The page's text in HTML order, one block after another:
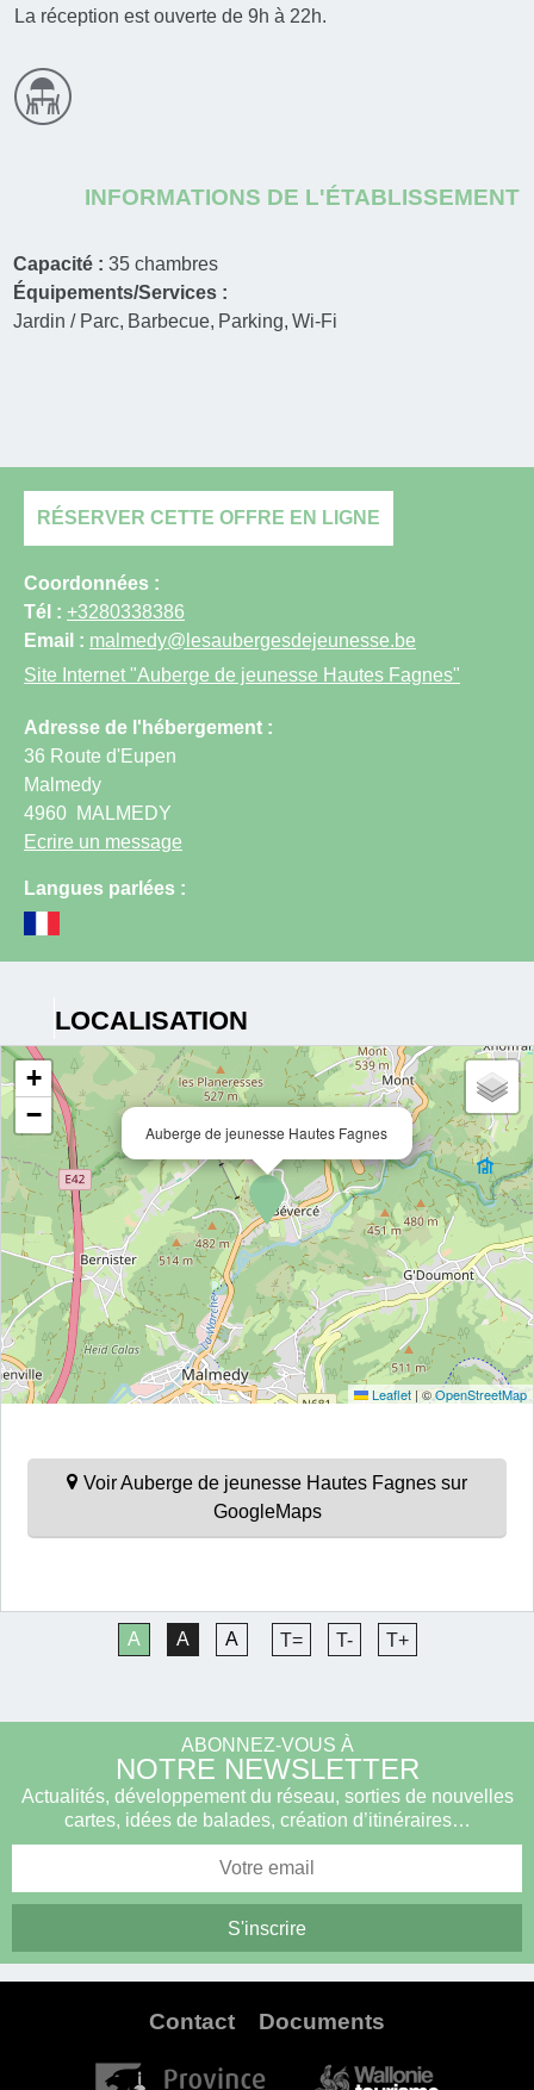
La réception est ouverte de 9h à 22h.
INFORMATIONS DE L'ÉTABLISSEMENT
Capacité :35 chambres
Équipements/Services :
Jardin / Parc Barbecue Parking Wi-Fi
RÉSERVER CETTE OFFRE EN LIGNE
Coordonnées :
Tél : +3280338386
Email : malmedy@lesaubergesdejeunesse.be
Site Internet "Auberge de jeunesse Hautes Fagnes"
Adresse de l'hébergement :
36 Route d'Eupen
Malmedy
4960 MALMEDY
Ecrire un message
Langues parlées :
LOCALISATION
Auberge de jeunesse Hautes Fagnes
+
−
Leaflet |©OpenStreetMap
Voir Auberge de jeunesse Hautes Fagnes sur
GoogleMaps
A A A T= T- T+
ABONNEZ-VOUS À
NOTRE NEWSLETTER
Actualités, développement du réseau, sorties de nouvelles
cartes, idées de balades, création d’itinéraires…
Contact Documents